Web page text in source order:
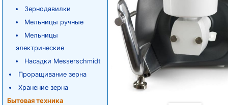
Зернодавилки
Мельницы ручные
Мельницы
электрические
Насадки Messerschmidt
Проращивание зерна
Хранение зерна
Бытовая техника